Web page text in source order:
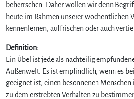
d
e
s
p
i
beherrschen. Daher wollen wir denn
heute im Rahmen unserer wöchentlichen
kennenlernen, auffrischen oder auch
Definition:
Ein Übel ist jede als nachteilig
Außenwelt. Es ist empfindlich, wenn es
geeignet ist, einen besonnenen
zu dem erstrebten Verhalten zu